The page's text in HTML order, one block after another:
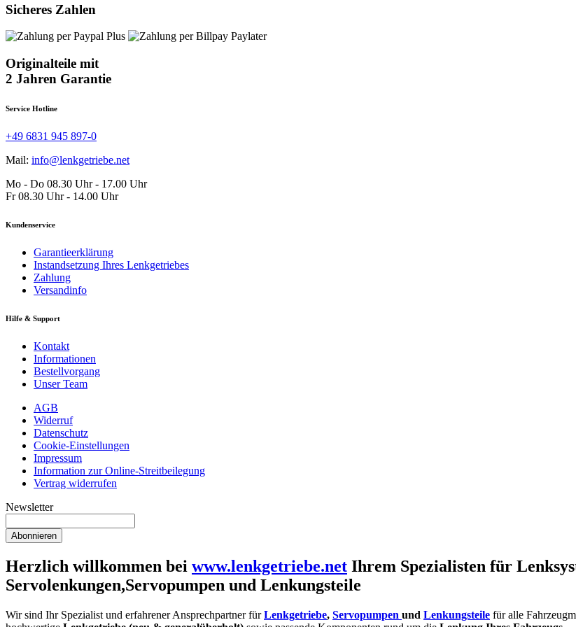
Sicheres Zahlen
Originalteile mit
2 Jahren Garantie
Service Hotline
+49 6831 945 897-0
Mail: info@lenkgetriebe.net
Mo - Do 08.30 Uhr - 17.00 Uhr
Fr 08.30 Uhr - 14.00 Uhr
Kundenservice
Garantieerklärung
Instandsetzung Ihres Lenkgetriebes
Zahlung
Versandinfo
Hilfe & Support
Kontakt
Informationen
Bestellvorgang
Unser Team
AGB
Widerruf
Datenschutz
Cookie-Einstellungen
Impressum
Information zur Online-Streitbeilegung
Vertrag widerrufen
Newsletter
Abonnieren
Herzlich willkommen bei www.lenkgetriebe.net Ihrem Spezialisten für
Servolenkungen,Servopumpen und Lenkungsteile
Wir sind Ihr Spezialist und erfahrener Ansprechpartner fürLenkgetriebe, Servopumpen und Lenkungsteile für alle